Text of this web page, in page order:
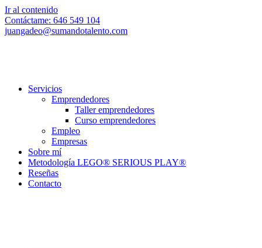
Ir al contenido
Contáctame: 646 549 104
juangadeo@sumandotalento.com
Servicios
Emprendedores
Taller emprendedores
Curso emprendedores
Empleo
Empresas
Sobre mí
Metodología LEGO® SERIOUS PLAY®
Reseñas
Contacto